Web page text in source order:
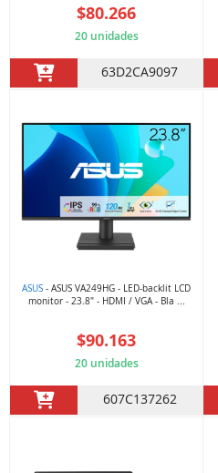
$80.266
20 unidades
63D2CA9097
ASUS - ASUS VA249HG - LED-backlit LCD
monitor - 23.8" - HDMI / VGA - Bla ...
$90.163
20 unidades
607C137262